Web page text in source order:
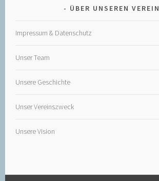
ÜBER UNSEREN VEREIN
Impressum & Datenschutz
Unser Team
Unsere Geschichte
Unser Vereinszweck
Unsere Vision